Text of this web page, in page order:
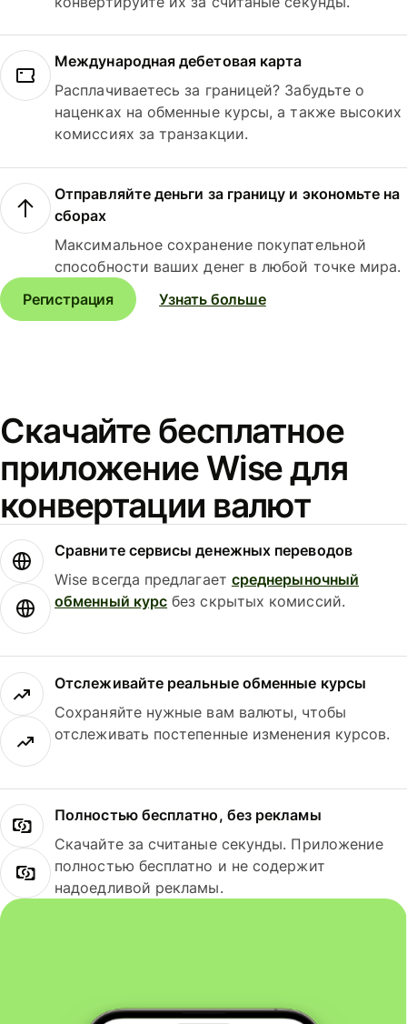
Международная дебетовая карта
Расплачиваетесь за границей? Забудьте о
наценках на обменные курсы, а также высоких
комиссиях за транзакции.
Отправляйте деньги за границу и экономьте на
сборах
Максимальное сохранение покупательной
способности ваших денег в любой точке мира.
Регистрация
Узнать больше
Скачайте бесплатное
приложение Wise для
конвертации валют
Сравните сервисы денежных переводов
Wise всегда предлагает среднерыночный
обменный курс без скрытых комиссий.
Отслеживайте реальные обменные курсы
Сохраняйте нужные вам валюты, чтобы
отслеживать постепенные изменения курсов.
Полностью бесплатно, без рекламы
Скачайте за считаные секунды. Приложение
полностью бесплатно и не содержит
надоедливой рекламы.